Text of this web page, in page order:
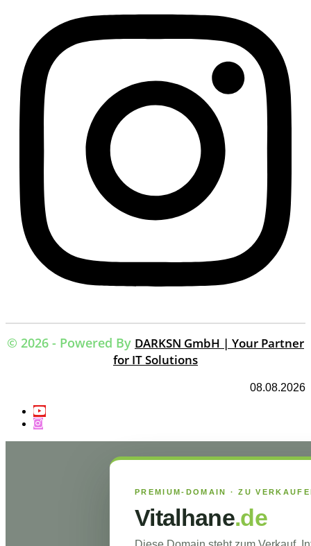
© 2026 - Powered By DARKSN GmbH | Your Partner
for IT Solutions
08.08.2026
PREMIUM-DOMAIN · ZU
Vitalhane.de